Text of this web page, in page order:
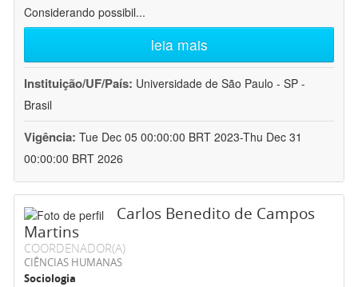
Considerando possibil...
leia mais
Instituição/UF/País: Universidade de São Paulo - SP -
Brasil
Vigência: Tue Dec 05 00:00:00 BRT 2023-Thu Dec 31
00:00:00 BRT 2026
Carlos Benedito de Campos
Martins
COORDENADOR(A)
CIÊNCIAS HUMANAS
Sociologia